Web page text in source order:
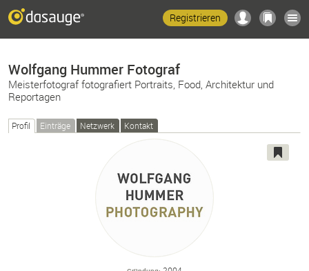
Registrieren
Wolfgang Hummer Fotograf
Meisterfotograf fotografiert Portraits, Food, Architektur und
Reportagen
Profil Einträge Netzwerk Kontakt